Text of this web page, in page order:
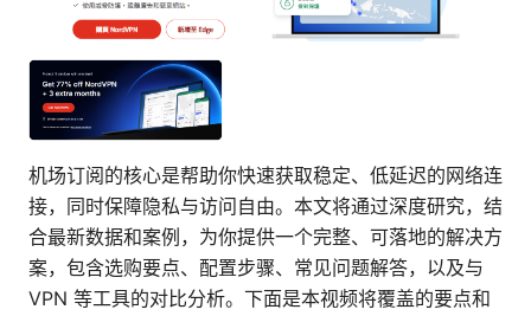
机场订阅的核心是帮助你快速获取稳定、低延迟的网络连
接，同时保障隐私与访问自由。本文将通过深度研究，结
合最新数据和案例，为你提供一个完整、可落地的解决方
案，包含选购要点、配置步骤、常见问题解答，以及与
VPN 等工具的对比分析。下面是本视频将覆盖的要点和